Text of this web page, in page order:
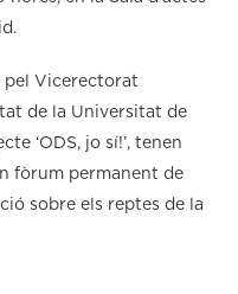
pel Vicerectorat
de la Universitat de
‘ODS, jo sí!’, tenen
fòrum permanent de
sobre els reptes de la